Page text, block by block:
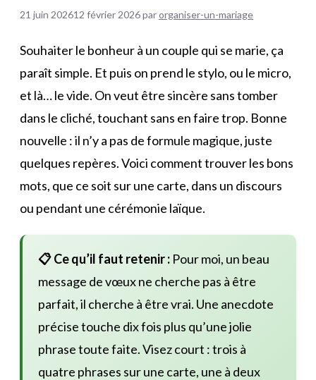
21 juin 202612 février 2026parorganiser-un-mariage
Souhaiter le bonheur à un couple qui se marie, ça
paraît simple. Et puis on prend le stylo, ou le micro,
et là… le vide. On veut être sincère sans tomber
dans le cliché, touchant sans en faire trop. Bonne
nouvelle : il n’y a pas de formule magique, juste
quelques repères. Voici comment trouver les bons
mots, que ce soit sur une carte, dans un discours
ou pendant une cérémonie laïque.
📋 Ce qu’il faut retenir : Pour moi, un beau
message de vœux ne cherche pas à être
parfait, il cherche à être vrai. Une anecdote
précise touche dix fois plus qu’une jolie
phrase toute faite. Visez court : trois à
quatre phrases sur une carte, une à deux